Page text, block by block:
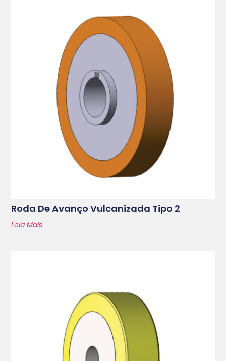
Roda De Avanço Vulcanizada Tipo 2
Leia Mais